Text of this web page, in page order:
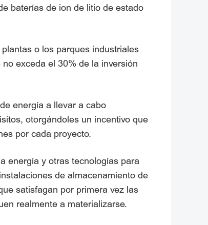
baterías de ion de litio de estado
o los parques industriales
exceda el 30% de la inversión
energía a llevar a cabo
otorgándoles un incentivo que
por cada proyecto.
energía y otras tecnologías para
de almacenamiento de
satisfagan por primera vez las
realmente a materializarse.